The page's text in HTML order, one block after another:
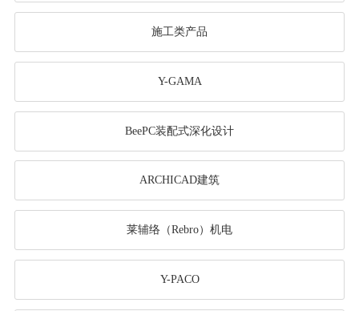
施工类产品
Y-GAMA
BeePC装配式深化设计
ARCHICAD建筑
莱辅络（Rebro）机电
Y-PACO